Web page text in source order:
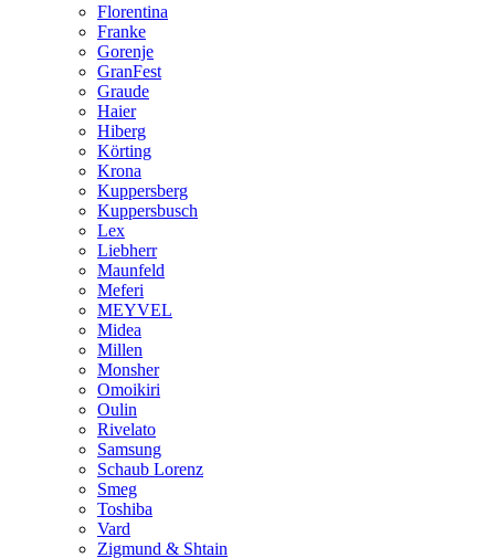
Florentina
Franke
Gorenje
GranFest
Graude
Haier
Hiberg
Körting
Krona
Kuppersberg
Kuppersbusch
Lex
Liebherr
Maunfeld
Meferi
MEYVEL
Midea
Millen
Monsher
Omoikiri
Oulin
Rivelato
Samsung
Schaub Lorenz
Smeg
Toshiba
Vard
Zigmund & Shtain